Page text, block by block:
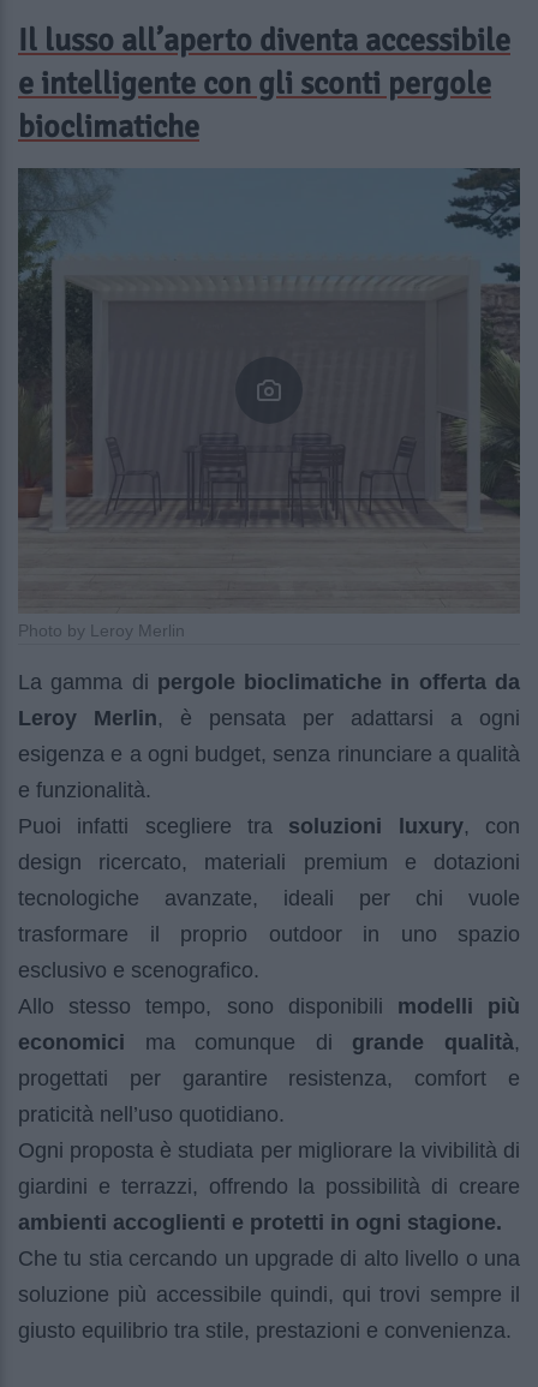
Il lusso all’aperto diventa accessibile
e intelligente con gli sconti pergole
bioclimatiche
Photo by Leroy Merlin
La gamma di pergole bioclimatiche in offerta da
Leroy Merlin, è pensata per adattarsi a ogni
esigenza e a ogni budget, senza rinunciare a qualità
e funzionalità.
Puoi infatti scegliere tra soluzioni luxury, con
design ricercato, materiali premium e dotazioni
tecnologiche avanzate, ideali per chi vuole
trasformare il proprio outdoor in uno spazio
esclusivo e scenografico.
Allo stesso tempo, sono disponibili modelli più
economici ma comunque di grande qualità,
progettati per garantire resistenza, comfort e
praticità nell’uso quotidiano.
Ogni proposta è studiata per migliorare la vivibilità di
giardini e terrazzi, offrendo la possibilità di creare
ambienti accoglienti e protetti in ogni stagione.
Che tu stia cercando un upgrade di alto livello o una
soluzione più accessibile quindi, qui trovi sempre il
giusto equilibrio tra stile, prestazioni e convenienza.